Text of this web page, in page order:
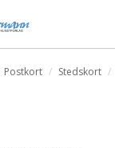
Postkort Stedskort